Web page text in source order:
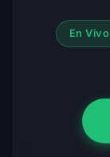
En Vivo